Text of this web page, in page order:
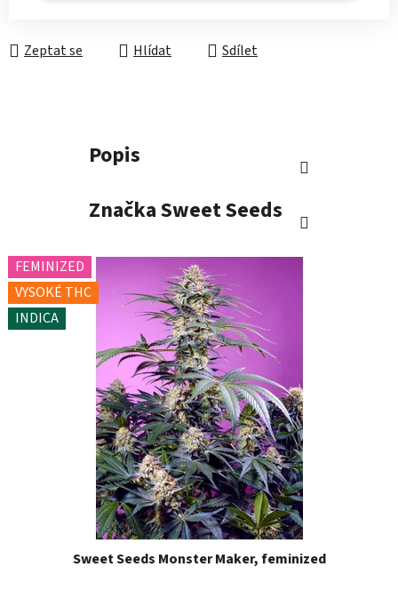
Zeptat se Hlídat Sdílet
Popis
ZnačkaSweet Seeds
FEMINIZED
VYSOKÉ THC
INDICA
Sweet Seeds Monster Maker, feminized